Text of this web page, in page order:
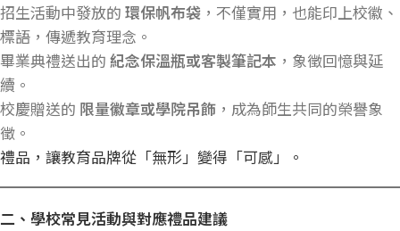
招生活動中發放的 環保帆布袋 ，不僅實用，也能印上校徽、
標語，傳遞教育理念。
畢業典禮送出的 紀念保溫瓶或客製筆記本 ，象徵回憶與延
續。
校慶贈送的 限量徽章或學院吊飾 ，成為師生共同的榮譽象
徵。
禮品，讓教育品牌從「無形」變得「可感」。
二、學校常見活動與對應禮品建議